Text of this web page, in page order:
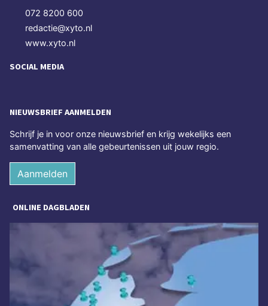
072 8200 600
redactie@xyto.nl
www.xyto.nl
SOCIAL MEDIA
NIEUWSBRIEF AANMELDEN
Schrijf je in voor onze nieuwsbrief en krijg wekelijks een
samenvatting van alle gebeurtenissen uit jouw regio.
Aanmelden
ONLINE DAGBLADEN